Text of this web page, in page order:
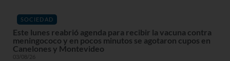
SOCIEDAD
Este lunes reabrió agenda para recibir la vacuna contra
meningococo y en pocos minutos se agotaron cupos en
Canelones y Montevideo
03/08/26